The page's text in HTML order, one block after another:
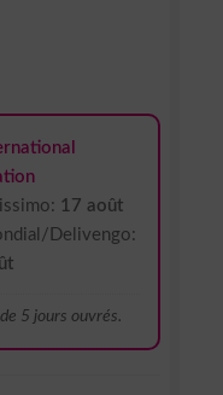
17 août
Delivengo:
5 jours ouvrés.